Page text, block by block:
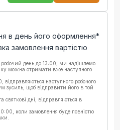
в день його оформлення*
замовлення вартістю
робочий день до 13:00, ми надішлемо
можна отримати вже наступного
відправляються наступного робочого
зусиль, щоб відправити його в той
святкові дні, відправляються в
коли замовлення буде повністю